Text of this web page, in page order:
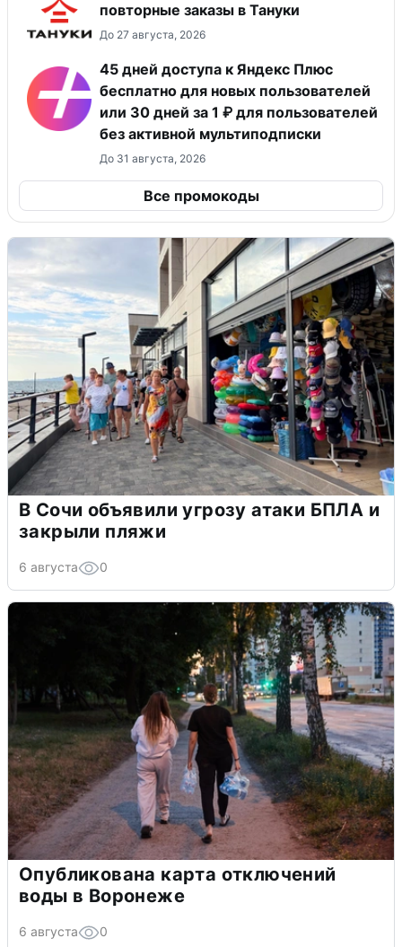
повторные заказы в Тануки
До 27 августа, 2026
45 дней доступа к Яндекс Плюс
бесплатно для новых пользователей
или 30 дней за 1 ₽ для пользователей
без активной мультиподписки
До 31 августа, 2026
Все промокоды
В Сочи объявили угрозу атаки БПЛА и
закрыли пляжи
6 августа 0
Опубликована карта отключений
воды в Воронеже
6 августа 0